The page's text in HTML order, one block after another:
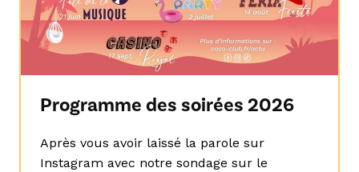
Programme des soirées 2026
Après vous avoir laissé la parole sur
Instagram avec notre sondage sur le